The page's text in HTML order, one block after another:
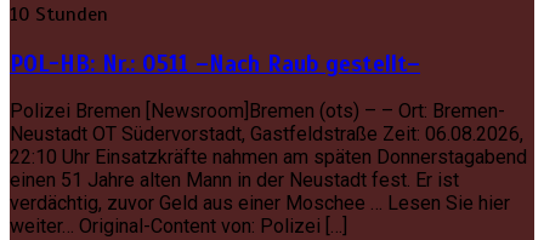
10 Stunden
POL-HB: Nr.: 0511 –Nach Raub gestellt–
Polizei Bremen [Newsroom]Bremen (ots) – – Ort: Bremen-
Neustadt OT Südervorstadt, Gastfeldstraße Zeit: 06.08.2026,
22:10 Uhr Einsatzkräfte nahmen am späten Donnerstagabend
einen 51 Jahre alten Mann in der Neustadt fest. Er ist
verdächtig, zuvor Geld aus einer Moschee … Lesen Sie hier
weiter… Original-Content von: Polizei […]